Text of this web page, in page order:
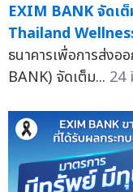
EXIM BANK จัดเ
Thailand
ธนาคารเพื่อการส่งอ
BANK) จัดเต็ม... 24